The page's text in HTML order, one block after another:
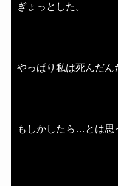
ぎょっとした。
やっぱり私は死んだ
もしかしたら…とは思